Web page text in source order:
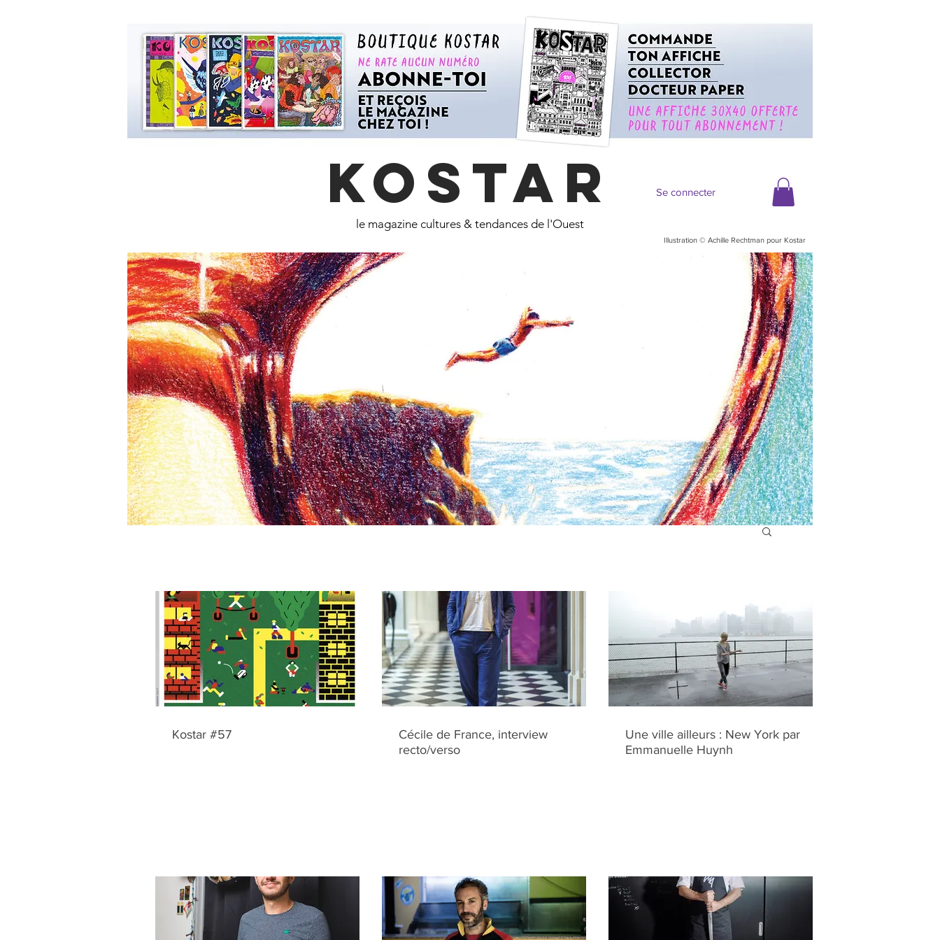
KOSTAR Se connecter
le magazine cultures & tendances de l'Ouest
Illustration © Achille Rechtman pour Kostar
Kostar #57
Cécile de France, interview
recto/verso
Une ville ailleurs : New York par
Emmanuelle Huynh